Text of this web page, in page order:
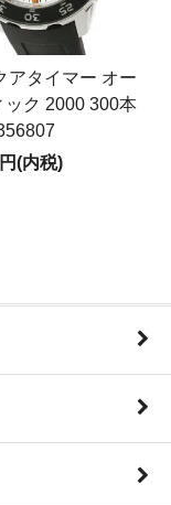
アタイマー オー
ック 2000 300本
(内税)